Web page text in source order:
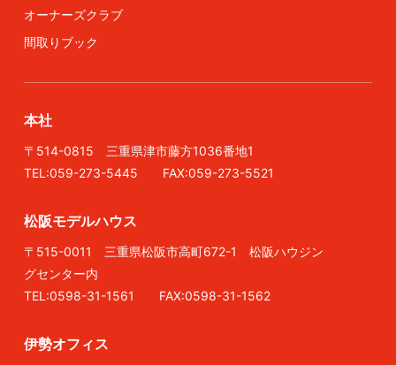
オーナーズクラブ
間取りブック
本社
〒514-0815 三重県津市藤方1036番地1
TEL:059-273-5445 FAX:059-273-5521
松阪モデルハウス
〒515-0011 三重県松阪市高町672-1 松阪ハウジン
グセンター内
TEL:0598-31-1561 FAX:0598-31-1562
伊勢オフィス